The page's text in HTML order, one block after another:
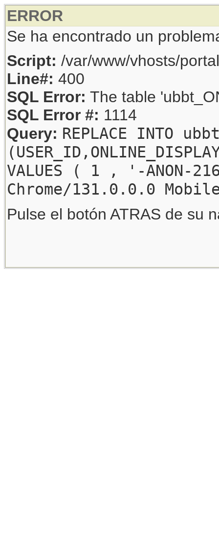
ERROR
Se ha encontrado un
Script: /var/www/vhosts/
Line#: 400
SQL Error: The table
SQL Error #: 1114
Query: REPLACE INTO
VALUES ( 1 , '-
Chrome/131.0.0.0
Pulse el botón ATRAS de su